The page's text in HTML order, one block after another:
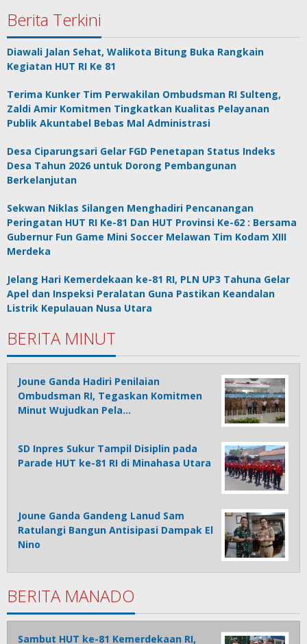
Berita Terkini
Diawali Jalan Sehat, Walikota Bitung Buka Rangkain
Kegiatan HUT RI Ke 81
Terima Kunker Tim Perwakilan Ombudsman RI Sulteng,
Zaldi Amir Komitmen Tingkatkan Kualitas Pelayanan
Publik Akuntabel Bebas Mal Administrasi
Desa Ciparungsari Gelar FGD Penetapan Status Indeks
Desa Tahun 2026 untuk Dorong Pembangunan
Berkelanjutan
Sekwan Niklas Silangen Menghadiri Pencanangan
Peringatan HUT RI Ke-81 Dan HUT Provinsi Ke-62 : Bersama
Gubernur Fun Game Mini Soccer Melawan Tim Kodam XIII
Merdeka
Jelang Hari Kemerdekaan ke-81 RI, PLN UP3 Tahuna Gelar
Apel dan Inspeksi Peralatan Guna Pastikan Keandalan
Listrik Kepulauan Nusa Utara
BERITA MINUT
Joune Ganda Hadiri Penilaian
Ombudsman RI, Tegaskan Komitmen
Minut Wujudkan Pela…
SD Inpres Sukur Tampil Disiplin pada
Parade HUT ke-81 RI di Minahasa Utara
Joune Ganda Gandeng Lanud Sam
Ratulangi Bangun Antisipasi Dampak El
Nino
BERITA MANADO
Sambut HUT ke-81 Kemerdekaan RI,